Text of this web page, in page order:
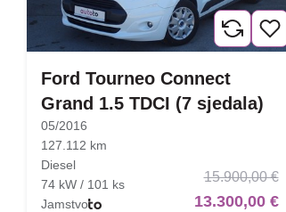
Ford Tourneo Connect
Grand 1.5 TDCI (7 sjedala)
05/2016
127.112 km
Diesel
74 kW / 101 ks
Jamstvo
15.900,00 €
13.300,00 €